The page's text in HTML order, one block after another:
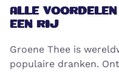
ALLE
EEN RIJ
Groene Thee is
populaire dranken.